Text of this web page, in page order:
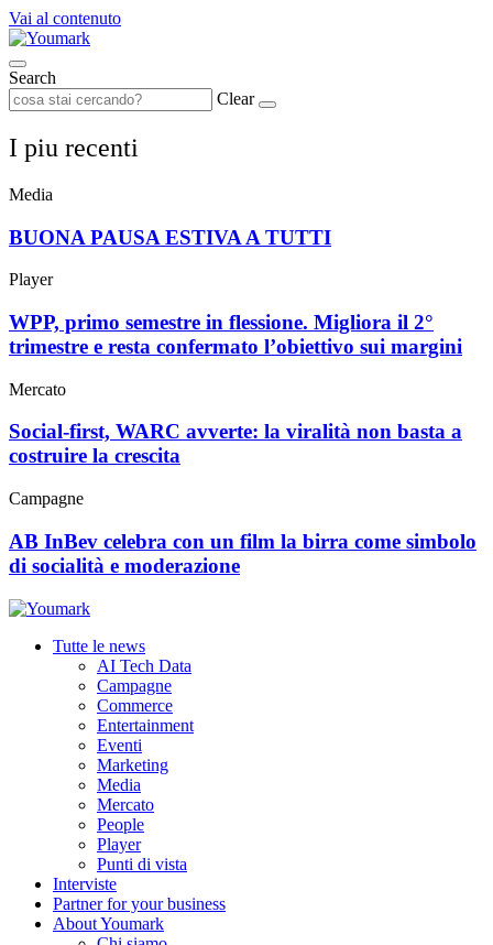
Vai al contenuto
Search
Clear
I piu recenti
Media
BUONA PAUSA ESTIVA A TUTTI
Player
WPP, primo semestre in flessione. Migliora il 2°
trimestre e resta confermato l’obiettivo sui margini
Mercato
Social-first, WARC avverte: la viralità non basta a
costruire la crescita
Campagne
AB InBev celebra con un film la birra come simbolo
di socialità e moderazione
Tutte le news
AI Tech Data
Campagne
Commerce
Entertainment
Eventi
Marketing
Media
Mercato
People
Player
Punti di vista
Interviste
Partner for your business
About Youmark